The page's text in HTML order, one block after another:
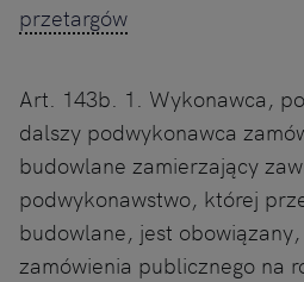
przetargów
Art. 143b. 1. Wykonawca,
dalszy podwykonawca
budowlane zamierzający
podwykonawstwo, której
budowlane, jest
zamówienia publicznego na